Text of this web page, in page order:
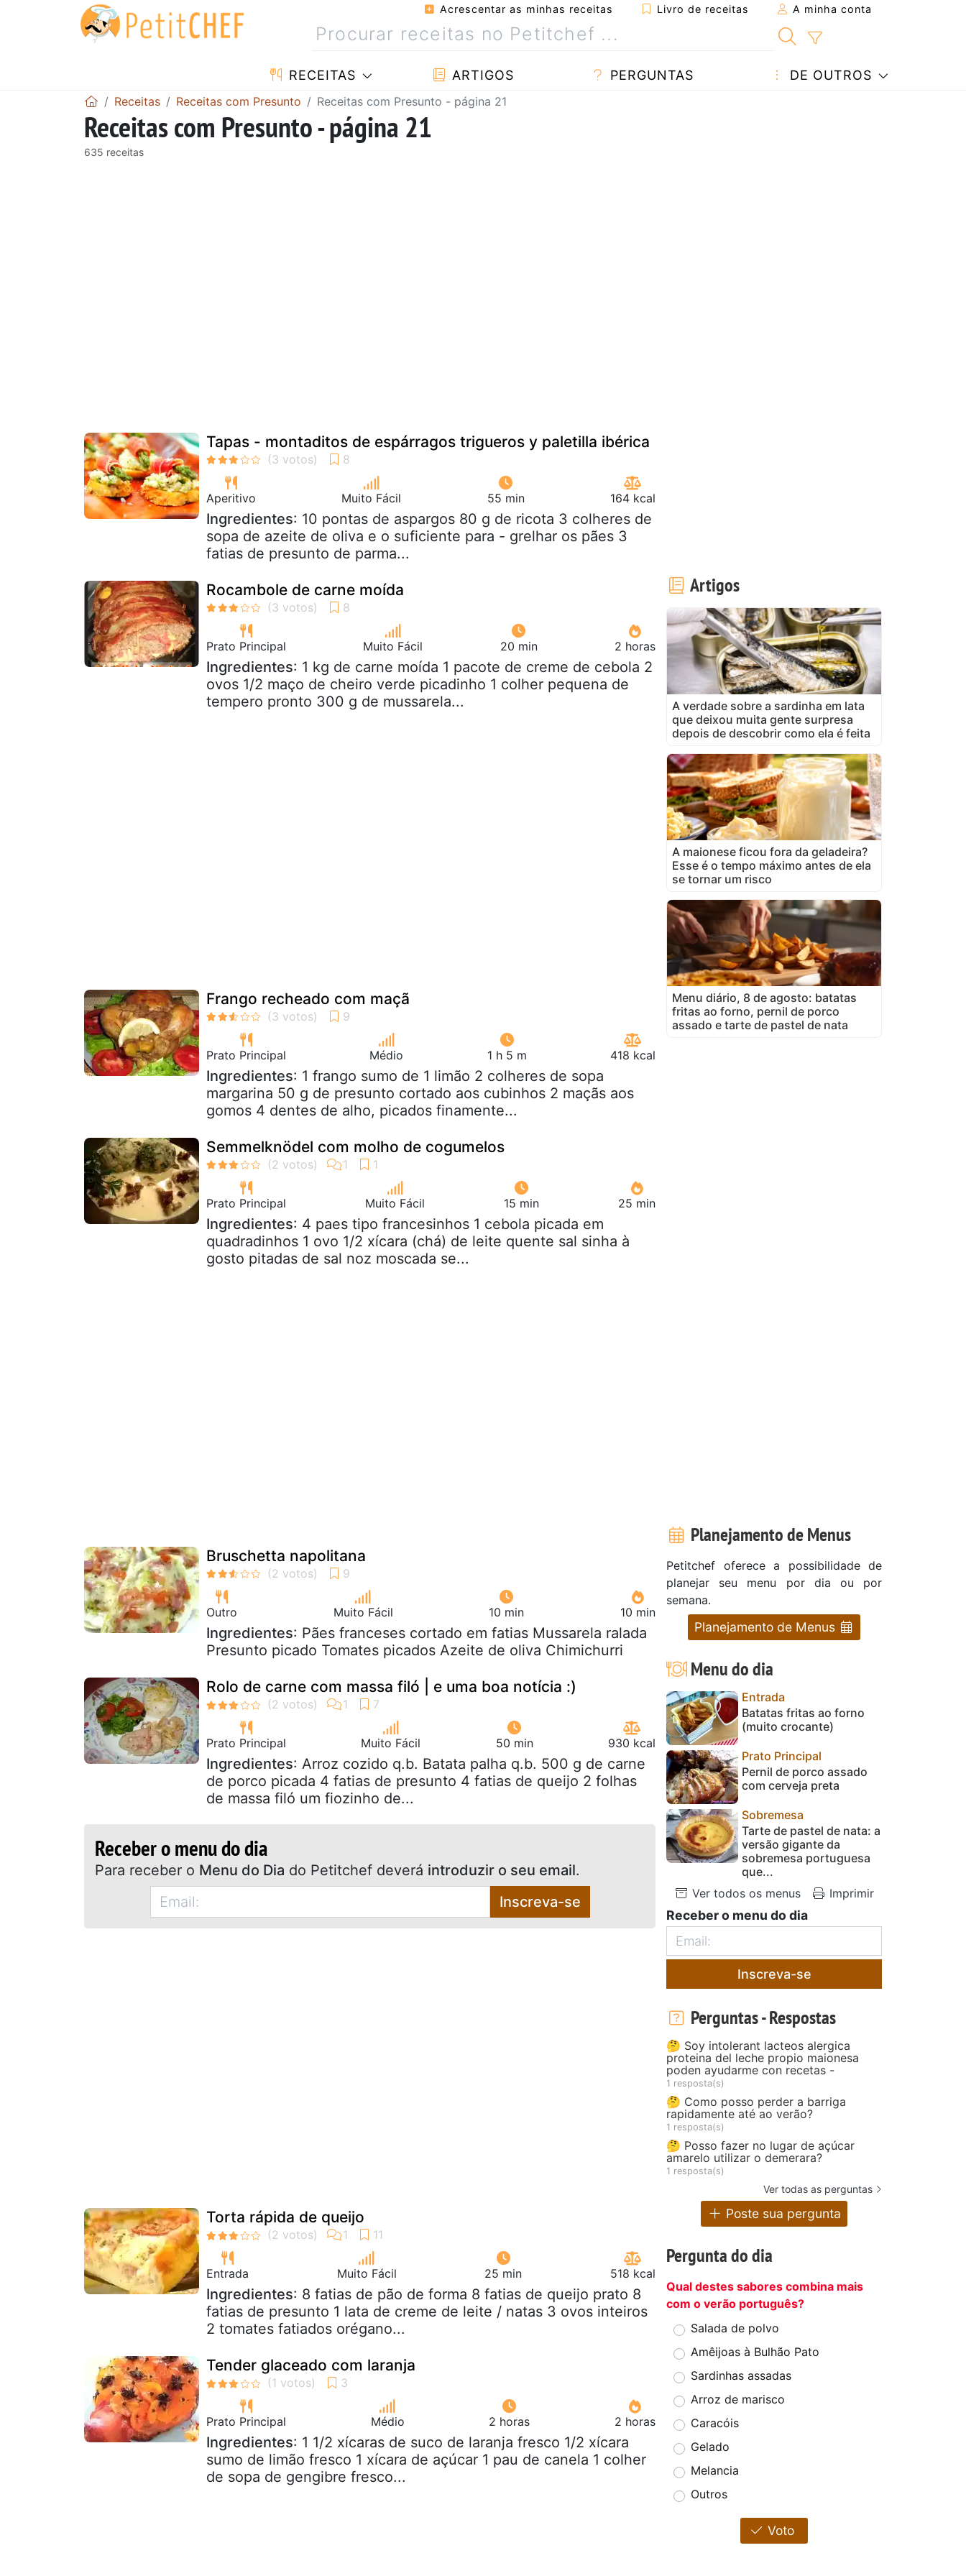
Acrescentar as minhas receitas Livro de receitas A minha conta
RECEITAS ARTIGOS PERGUNTAS DE OUTROS
Receitas Receitas com Presunto Receitas com Presunto - página 21
Receitas com Presunto - página 21
635 receitas
Tapas - montaditos de espárragos trigueros y paletilla ibérica
Aperitivo Muito Fácil 55 min 164 kcal
Ingredientes: 10 pontas de aspargos 80 g de ricota 3 colheres de
sopa de azeite de oliva e o suficiente para - grelhar os pães 3
fatias de presunto de parma...
Rocambole de carne moída
Prato Principal Muito Fácil 20 min 2 horas
Ingredientes: 1 kg de carne moída 1 pacote de creme de cebola 2
ovos 1/2 maço de cheiro verde picadinho 1 colher pequena de
tempero pronto 300 g de mussarela...
Frango recheado com maçã
Prato Principal Médio 1 h 5 m 418 kcal
Ingredientes: 1 frango sumo de 1 limão 2 colheres de sopa
margarina 50 g de presunto cortado aos cubinhos 2 maçãs aos
gomos 4 dentes de alho, picados finamente...
Semmelknödel com molho de cogumelos
Prato Principal Muito Fácil 15 min 25 min
Ingredientes: 4 paes tipo francesinhos 1 cebola picada em
quadradinhos 1 ovo 1/2 xícara (chá) de leite quente sal sinha à
gosto pitadas de sal noz moscada se...
Bruschetta napolitana
Outro Muito Fácil 10 min 10 min
Ingredientes: Pães franceses cortado em fatias Mussarela ralada
Presunto picado Tomates picados Azeite de oliva Chimichurri
Rolo de carne com massa filó | e uma boa notícia :)
Prato Principal Muito Fácil 50 min 930 kcal
Ingredientes: Arroz cozido q.b. Batata palha q.b. 500 g de carne
de porco picada 4 fatias de presunto 4 fatias de queijo 2 folhas
de massa filó um fiozinho de...
Receber o menu do dia
Para receber o Menu do Dia do Petitchef deverá introduzir o seu email.
Inscreva-se
Torta rápida de queijo
Entrada Muito Fácil 25 min 518 kcal
Ingredientes: 8 fatias de pão de forma 8 fatias de queijo prato 8
fatias de presunto 1 lata de creme de leite / natas 3 ovos inteiros
2 tomates fatiados orégano...
Tender glaceado com laranja
Prato Principal Médio 2 horas 2 horas
Ingredientes: 1 1/2 xícaras de suco de laranja fresco 1/2 xícara
sumo de limão fresco 1 xícara de açúcar 1 pau de canela 1 colher
de sopa de gengibre fresco...
Artigos
A verdade sobre a sardinha em lata
que deixou muita gente surpresa
depois de descobrir como ela é feita
A maionese ficou fora da geladeira?
Esse é o tempo máximo antes de ela
se tornar um risco
Menu diário, 8 de agosto: batatas
fritas ao forno, pernil de porco
assado e tarte de pastel de nata
Planejamento de Menus
Petitchef oferece a possibilidade de
planejar seu menu por dia ou por
semana.
Planejamento de Menus
Menu do dia
Entrada
Batatas fritas ao forno
(muito crocante)
Prato Principal
Pernil de porco assado
com cerveja preta
Sobremesa
Tarte de pastel de nata: a
versão gigante da
sobremesa portuguesa
que...
Ver todos os menus
Imprimir
Receber o menu do dia
Inscreva-se
Perguntas - Respostas
🤔 Soy intolerant lacteos alergica
proteina del leche propio maionesa
poden ayudarme con recetas -
1 resposta(s)
🤔 Como posso perder a barriga
rapidamente até ao verão?
1 resposta(s)
🤔 Posso fazer no lugar de açúcar
amarelo utilizar o demerara?
1 resposta(s)
Ver todas as perguntas
Poste sua pergunta
Pergunta do dia
Qual destes sabores combina mais
com o verão português?
Salada de polvo
Amêijoas à Bulhão Pato
Sardinhas assadas
Arroz de marisco
Caracóis
Gelado
Melancia
Outros
Voto